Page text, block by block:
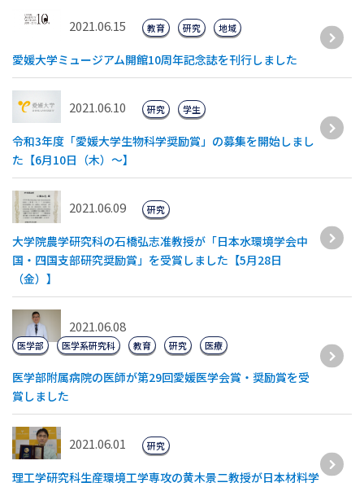
2021.06.15
愛媛大学ミュージアム開館10周年記念誌を刊行しました
教育 研究 地域
2021.06.10
令和3年度「愛媛大学生物科学奨励賞」の募集を開始しまし
た【6月10日（木）～】
研究 学生
2021.06.09
大学院農学研究科の石橋弘志准教授が「日本水環境学会中
国・四国支部研究奨励賞」を受賞しました【5月28日
（金）】
研究
2021.06.08
医学部附属病院の医師が第29回愛媛医学会賞・奨励賞を受
賞しました
医学部 医学系研究科 教育 研究 医療
2021.06.01
理工学研究科生産環境工学専攻の黄木景二教授が日本材料学
研究